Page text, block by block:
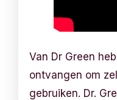
Van Dr Green
ontvangen om
gebruiken. Dr.